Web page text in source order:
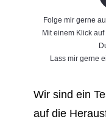
Folge mir gerne
Mit einem Klick
Lass mir gerne
Wir sind ein
auf die